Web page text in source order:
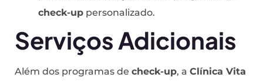
check-up personalizado.
Serviços Adicionais
Além dos programas de check-up, a Clínica Vita